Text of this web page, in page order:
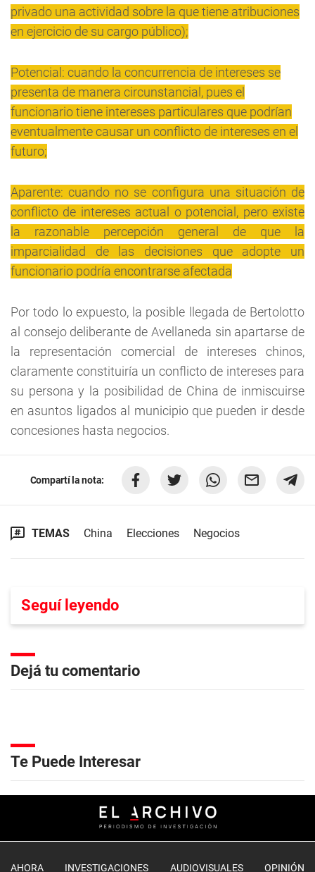
privado una actividad sobre la que tiene atribuciones
en ejercicio de su cargo público);
Potencial: cuando la concurrencia de intereses se
presenta de manera circunstancial, pues el
funcionario tiene intereses particulares que podrían
eventualmente causar un conflicto de intereses en el
futuro;
Aparente: cuando no se configura una situación de
conflicto de intereses actual o potencial, pero existe
la razonable percepción general de que la
imparcialidad de las decisiones que adopte un
funcionario podría encontrarse afectada
Por todo lo expuesto, la posible llegada de Bertolotto
al consejo deliberante de Avellaneda sin apartarse de
la representación comercial de intereses chinos,
claramente constituiría un conflicto de intereses para
su persona y la posibilidad de China de inmiscuirse
en asuntos ligados al municipio que pueden ir desde
concesiones hasta negocios.
Compartí la nota:
TEMAS China Elecciones Negocios
Seguí leyendo
Dejá tu comentario
Te Puede Interesar
AHORA INVESTIGACIONES AUDIOVISUALES OPINIÓN